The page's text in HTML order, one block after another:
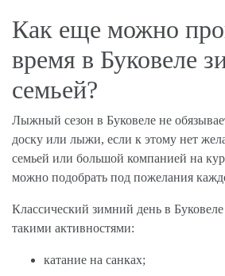
Как еще можно
время в Буковеле
семьей?
Лыжный сезон в Буковеле не
доску или лыжи, если к этому нет
семьей или большой компанией на
можно подобрать под пожелания
Классический зимний день в
такими активностями:
катание на санках;